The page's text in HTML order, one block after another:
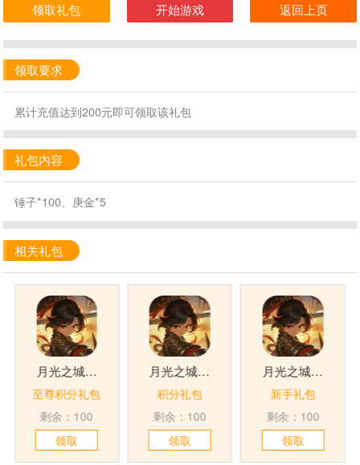
领取礼包 开始游戏 返回上页
领取要求
累计充值达到200元即可领取该礼包
礼包内容
锤子*100、庚金*5
相关礼包
月光之城(0.1折买断福利)
至尊积分礼包
剩余：100
领取
月光之城(0.1折买断福利)
积分礼包
剩余：100
领取
月光之城(0.1折买断福利)
新手礼包
剩余：100
领取